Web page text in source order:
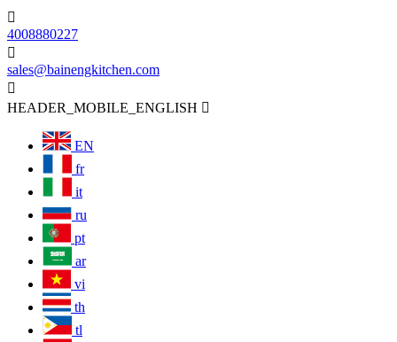

4008880227

sales@bainengkitchen.com

HEADER_MOBILE_ENGLISH 
EN
fr
it
ru
pt
ar
vi
th
tl